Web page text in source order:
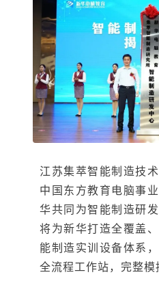
江苏集萃智能制造技
中国东方教育电脑事
华共同为智能制造研
将为新华打造全覆盖
能制造实训设备体系
全流程工作站，完整模